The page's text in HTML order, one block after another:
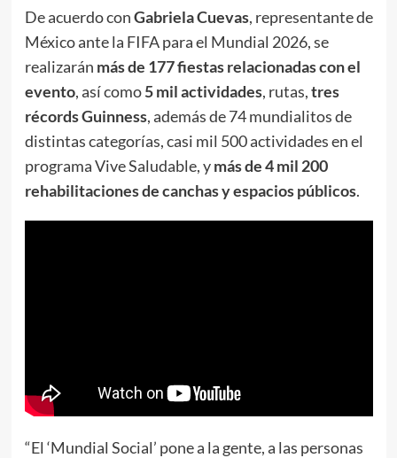
De acuerdo conGabriela Cuevas, representante de
México ante la FIFA para el Mundial 2026, se
realizarán más de 177 fiestas relacionadas con el
evento, así como5 mil actividades, rutas,tres
récords Guinness, además de 74 mundialitos de
distintas categorías, casi mil 500 actividades en el
programa Vive Saludable, ymás de 4 mil 200
rehabilitaciones de canchas y espacios públicos.
“El ‘Mundial Social’ pone a la gente, a las personas